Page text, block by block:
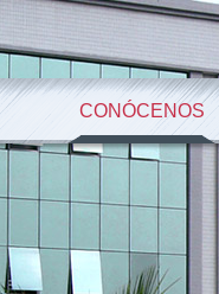
CONÓCENOS